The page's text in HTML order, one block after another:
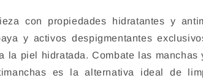
con propiedades hidratantes y
y activos despigmentantes
la piel hidratada. Combate las
es la alternativa ideal de